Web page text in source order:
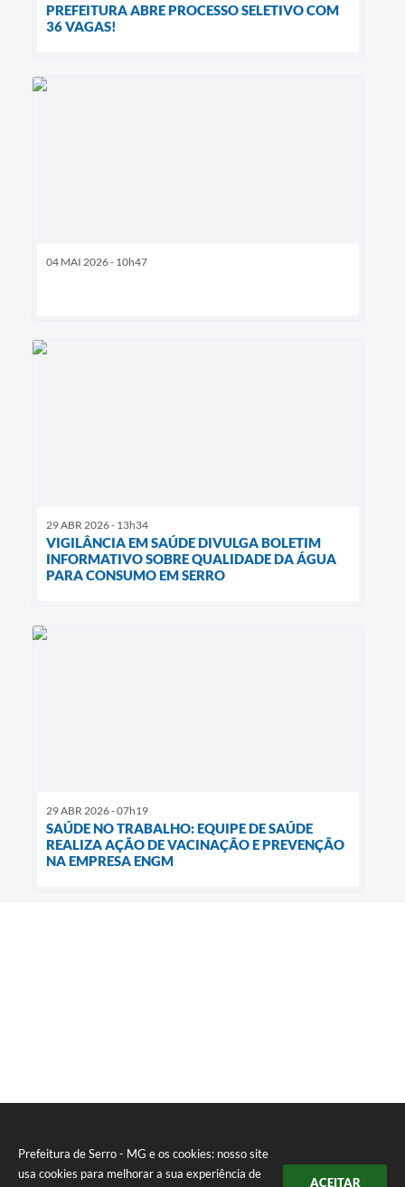
Prefeitura de Serro - MG e os cookies: nosso site
usa cookies para melhorar a sua experiência de
ACEITAR
PREFEITURA ABRE PROCESSO SELETIVO COM
36 VAGAS!
04 MAI 2026 - 10h47
29 ABR 2026 - 13h34
VIGILÂNCIA EM SAÚDE DIVULGA BOLETIM
INFORMATIVO SOBRE QUALIDADE DA ÁGUA
PARA CONSUMO EM SERRO
29 ABR 2026 - 07h19
SAÚDE NO TRABALHO: EQUIPE DE SAÚDE
REALIZA AÇÃO DE VACINAÇÃO E PREVENÇÃO
NA EMPRESA ENGM